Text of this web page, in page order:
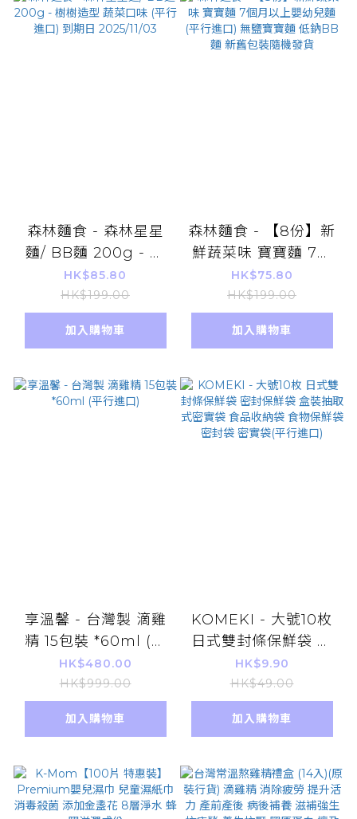
森林麵食 - 森林星星
麵/ BB麵 200g - 樹
樹造型 蔬菜口味 (平行
進口) 到期日
2025/11/03
HK$85.80
HK$199.00
加入購物車
森林麵食 - 【8份】新
鮮蔬菜味 寶寶麵 7個
月以上嬰幼兒麵 (平行
進口) 無鹽寶寶麵 低鈉
BB麵 新舊包裝隨機發
貨
HK$75.80
HK$199.00
加入購物車
享溫馨 - 台灣製 滴雞
精 15包裝 *60ml (平
行進口)
HK$480.00
HK$999.00
加入購物車
KOMEKI - 大號10枚
日式雙封條保鮮袋 密
封保鮮袋 盒裝抽取式
密實袋 食品收納袋 食
物保鮮袋 密封袋 密實
袋(平行進口)
HK$9.90
HK$49.00
加入購物車